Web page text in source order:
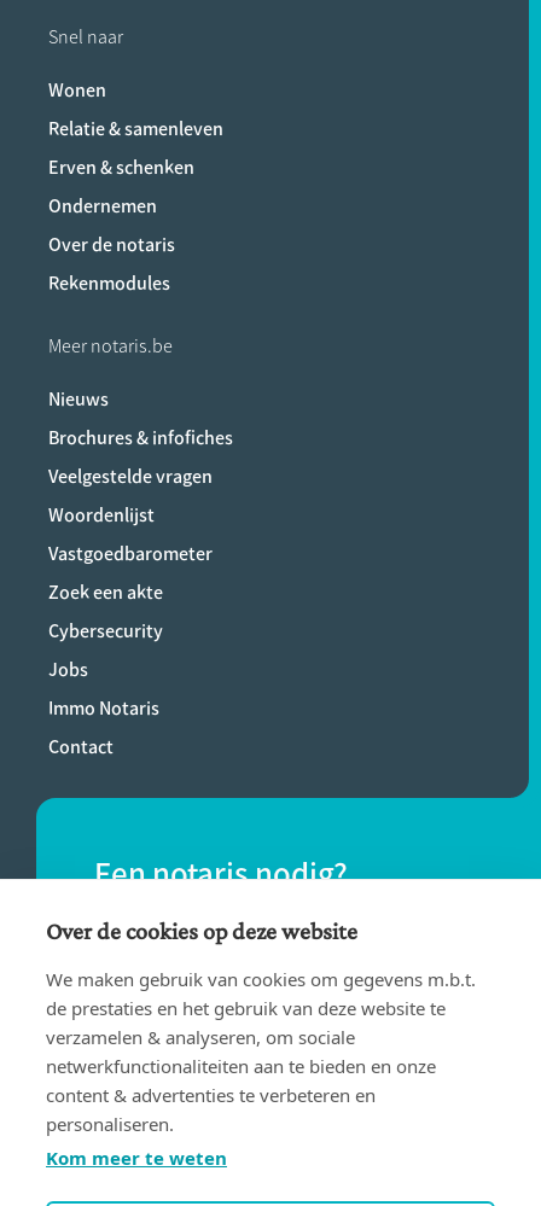
Snel naar
Wonen
Relatie & samenleven
Erven & schenken
Ondernemen
Over de notaris
Rekenmodules
Meer notaris.be
Nieuws
Brochures & infofiches
Veelgestelde vragen
Woordenlijst
Vastgoedbarometer
Zoek een akte
Cybersecurity
Jobs
Immo Notaris
Contact
Een notaris nodig?
Vind eenvoudig een notaris bij jou in de
buurt.
VIND EEN NOTARIS
Over de cookies op deze website
We maken gebruik van cookies om gegevens m.b.t.
de prestaties en het gebruik van deze website te
verzamelen & analyseren, om sociale
netwerkfunctionaliteiten aan te bieden en onze
content & advertenties te verbeteren en
personaliseren.
Kom meer te weten